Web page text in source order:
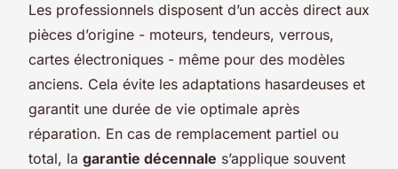
Les professionnels disposent d’un accès direct aux
pièces d’origine - moteurs, tendeurs, verrous,
cartes électroniques - même pour des modèles
anciens. Cela évite les adaptations hasardeuses et
garantit une durée de vie optimale après
réparation. En cas de remplacement partiel ou
total, la garantie décennale s’applique souvent